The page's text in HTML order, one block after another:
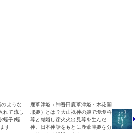
ような
れて流し
蛭子(蛭
す
鹿葦津姫（神吾田鹿葦津姫・木花開
耶姫）とは？大山祇神の娘で瓊瓊杵
尊と結婚し彦火火出見尊を生んだ
神。日本神話をもとに鹿葦津姫を分